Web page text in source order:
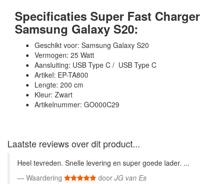
Specificaties Super Fast Charger
Samsung Galaxy S20:
Geschikt voor: Samsung Galaxy S20
Vermogen: 25 Watt
Aansluiting: USB Type C / USB Type C
Artikel: EP-TA800
Lengte: 200 cm
Kleur: Zwart
Artikelnummer: GO000C29
Laatste reviews over dit product...
Heel tevreden. Snelle levering en super goede lader. ...
Waardering
door JG van Es